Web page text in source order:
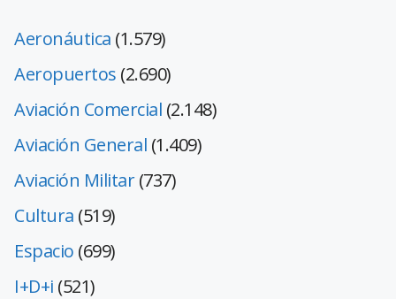
Aeronáutica (1.579)
Aeropuertos (2.690)
Aviación Comercial (2.148)
Aviación General (1.409)
Aviación Militar(737)
Cultura (519)
Espacio (699)
I+D+i (521)